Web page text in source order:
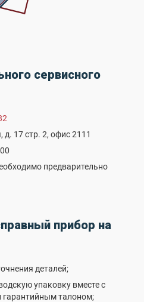
сервисного
17 стр. 2, офис 2111
предварительно
прибор на
деталей;
упаковку вместе с
талоном;